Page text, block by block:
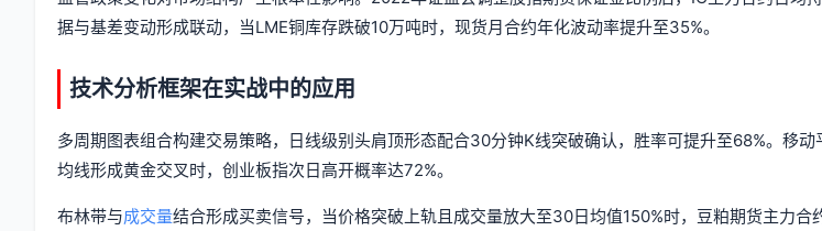
据与基差变动形成联动，当LME铜库存跌破10万吨时，现货月合约年化波动率提升至35%。
技术分析框架在实战中的应用
多周期图表组合构建交易策略，日线级别头肩顶形态配合30分钟K线突破确认，胜率可提升至68%。移
均线形成黄金交叉时，创业板指次日高开概率达72%。
布林带与成交量结合形成买卖信号，当价格突破上轨且成交量放大至30日均值150%时，豆粕期货主力合